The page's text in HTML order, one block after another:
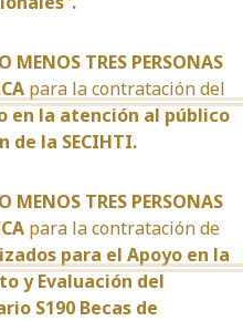
TRES PERSONAS
para la contratación del
en la atención al público
de la SECIHTI.
TRES PERSONAS
para la contratación de
para el Apoyo en la
y Evaluación del
S190 Becas de